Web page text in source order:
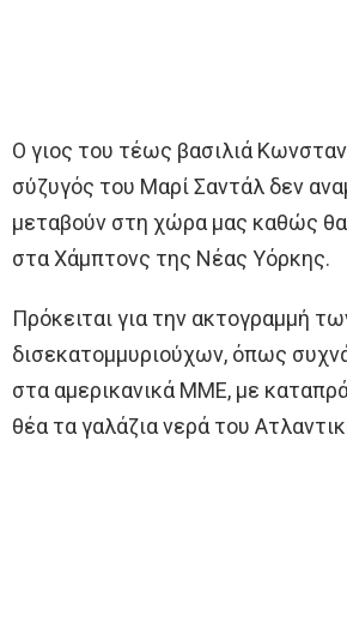
Ο γιος του τέως βασιλιά
σύζυγός του Μαρί Σαντάλ δεν
μεταβούν στη χώρα μας καθώς
στα Χάμπτονς της Νέας Υόρκης.
Πρόκειται για την ακτογραμμή
δισεκατομμυριούχων, όπως
στα αμερικανικά ΜΜΕ, με
θέα τα γαλάζια νερά του